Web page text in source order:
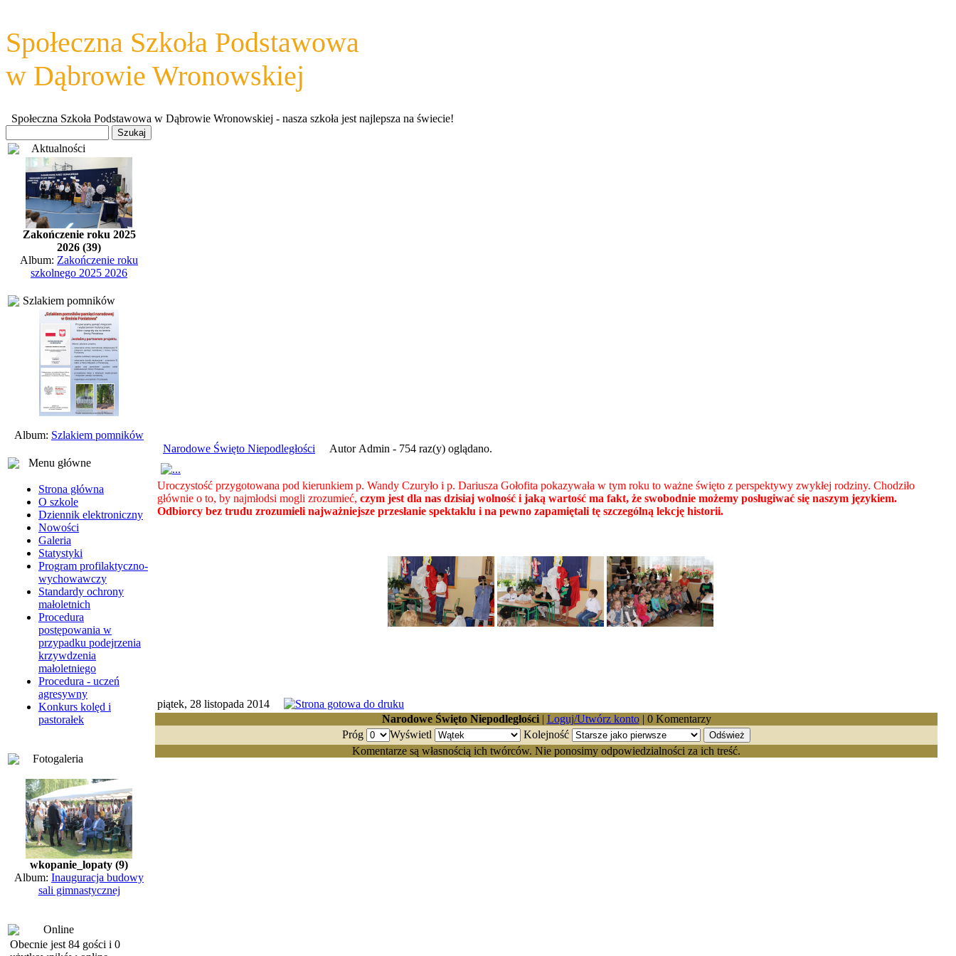
Społeczna Szkoła Podstawowa
w Dąbrowie Wronowskiej
Społeczna Szkoła Podstawowa w Dąbrowie Wronowskiej - nasza szkoła jest najlepsza na świecie!
Aktualności
Zakończenie roku 2025
2026 (39)
Album: Zakończenie roku
szkolnego 2025 2026
Szlakiem pomników
Album: Szlakiem pomników
Menu główne
Strona główna
O szkole
Dziennik elektroniczny
Nowości
Galeria
Statystyki
Program profilaktyczno-
wychowawczy
Standardy ochrony
małoletnich
Procedura
postępowania w
przypadku podejrzenia
krzywdzenia
małoletniego
Procedura - uczeń
agresywny
Konkurs kolęd i
pastorałek
Fotogaleria
wkopanie_lopaty (9)
Album: Inauguracja budowy
sali gimnastycznej
Online
Obecnie jest 84 gości i 0
Narodowe Święto Niepodległości Autor Admin - 754 raz(y) oglądano.
Uroczystość przygotowana pod kierunkiem p. Wandy Czuryło i p. Dariusza Gołofita pokazywała w tym roku to ważne święto z perspektywy zwykłej rodziny. Chodziło
głównie o to, by najmłodsi mogli zrozumieć, czym jest dla nas dzisiaj wolność i jaką wartość ma fakt, że swobodnie możemy posługiwać się naszym językiem.
Odbiorcy bez trudu zrozumieli najważniejsze przesłanie spektaklu i na pewno zapamiętali tę szczególną lekcję historii.
piątek, 28 listopada 2014
Narodowe Święto Niepodległości| Loguj/Utwórz konto| 0 Komentarzy
Próg
Wyświetl
Kolejność
Komentarze są własnością ich twórców. Nie ponosimy odpowiedzialności za ich treść.